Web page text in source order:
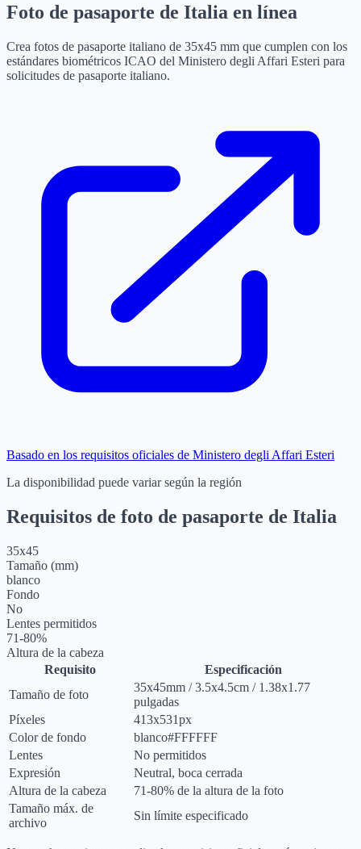
Foto de pasaporte de Italia en línea
Crea fotos de pasaporte italiano de 35x45 mm que cumplen con los
estándares biométricos ICAO del Ministero degli Affari Esteri para
solicitudes de pasaporte italiano.
Basado en los requisitos oficiales de Ministero degli Affari Esteri
La disponibilidad puede variar según la región
Requisitos de foto de pasaporte de Italia
35x45
Tamaño (mm)
blanco
Fondo
No
Lentes permitidos
71-80%
Altura de la cabeza
Requisito
Especificación
Tamaño de foto
35x45mm /3.5x4.5cm / 1.38x1.77
pulgadas
Píxeles
413x531px
Color de fondo
blanco#FFFFFF
Lentes
No permitidos
Expresión
Neutral, boca cerrada
Altura de la cabeza
71-80% de la altura de la foto
Tamaño máx. de
archivo
Sin límite especificado